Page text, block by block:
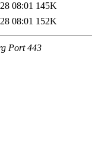
08:01 145K
08:01 152K
Port 443